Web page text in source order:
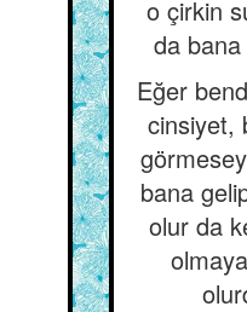
o çirkin
da
Eğer
cinsiyet,
bana
olur da